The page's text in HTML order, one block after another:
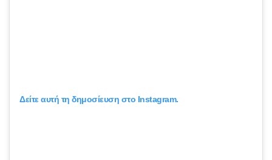
Δείτε αυτή τη δημοσίευση στο Instagram.